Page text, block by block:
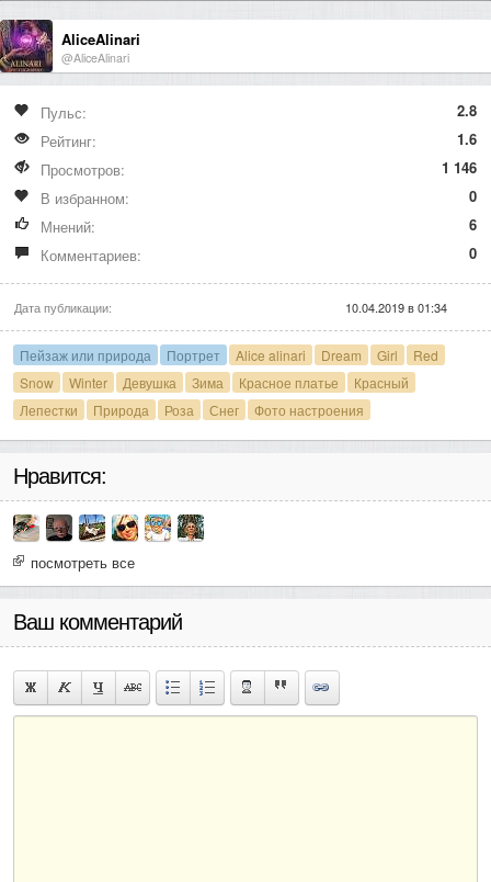
AliceAlinari
@AliceAlinari
Пульс:
2.8
Рейтинг:
1.6
Просмотров:
1 146
В избранном:
0
Мнений:
6
Комментариев:
0
Дата публикации: 10.04.2019 в 01:34
Пейзаж или природа Портрет Alice alinari Dream Girl
Red
Snow
Winter Девушка Зима Красное платье
Красный
Лепестки
Природа Роза Снег Фото настроения
Нравится:
посмотреть все
Ваш комментарий